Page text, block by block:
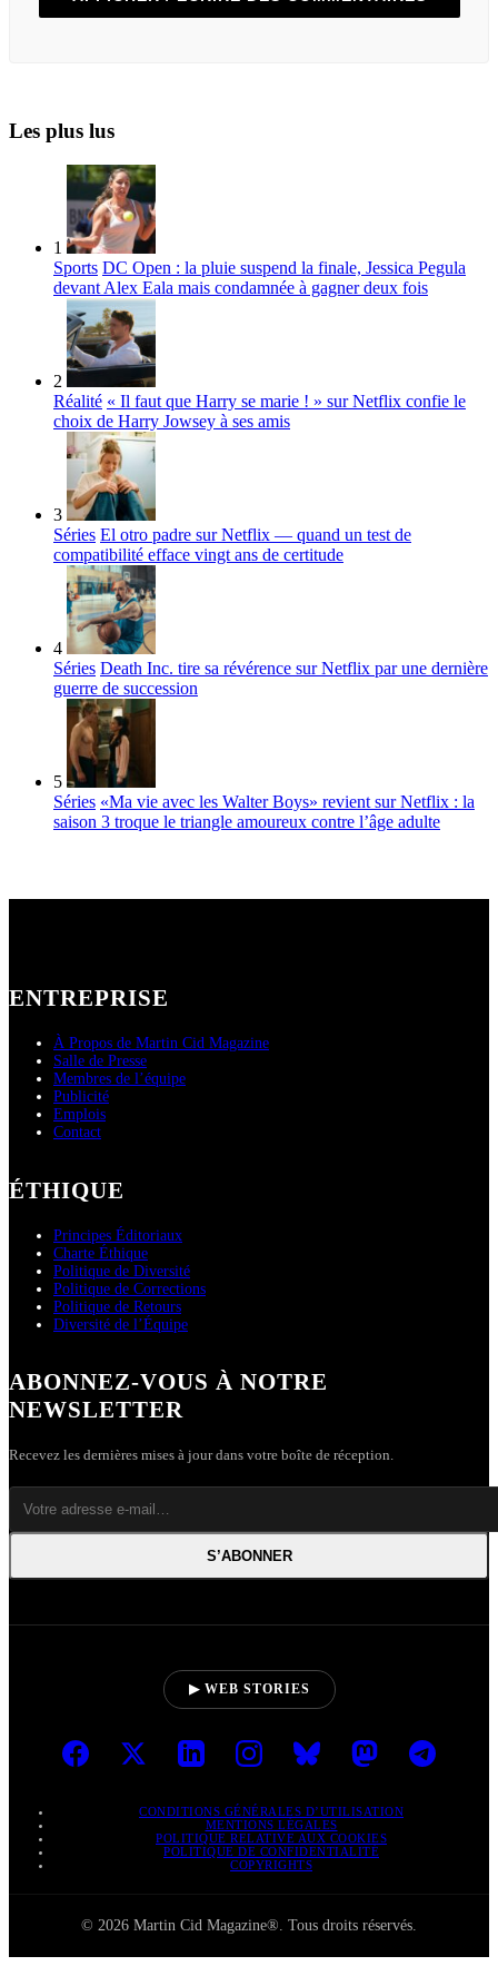
Les plus lus
1
Sports DC Open : la pluie suspend la finale, Jessica Pegula
devant Alex Eala mais condamnée à gagner deux fois
2
Réalité « Il faut que Harry se marie ! » sur Netflix confie le
choix de Harry Jowsey à ses amis
3
Séries El otro padre sur Netflix — quand un test de
compatibilité efface vingt ans de certitude
4
Séries Death Inc. tire sa révérence sur Netflix par une dernière
guerre de succession
5
Séries «Ma vie avec les Walter Boys» revient sur Netflix : la
saison 3 troque le triangle amoureux contre l’âge adulte
ENTREPRISE
À Propos de Martin Cid Magazine
Salle de Presse
Membres de l’équipe
Publicité
Emplois
Contact
ÉTHIQUE
Principes Éditoriaux
Charte Éthique
Politique de Diversité
Politique de Corrections
Politique de Retours
Diversité de l’Équipe
ABONNEZ-VOUS À NOTRE
NEWSLETTER
Recevez les dernières mises à jour dans votre boîte de réception.
S’ABONNER
▶ WEB STORIES
CONDITIONS GÉNÉRALES D’UTILISATION
MENTIONS LÉGALES
POLITIQUE RELATIVE AUX COOKIES
POLITIQUE DE CONFIDENTIALITÉ
COPYRIGHTS
© 2026 Martin Cid Magazine®. Tous droits réservés.